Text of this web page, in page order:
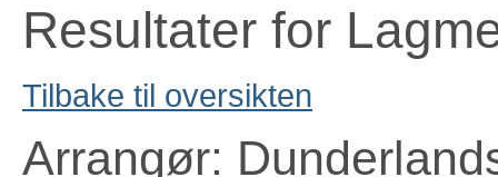
Resultater for
Tilbake til oversikten
Arrangør: